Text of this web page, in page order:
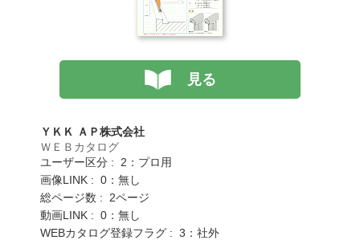
見る
ＹＫＫ ＡＰ株式会社
ＷＥＢカタログ
ユーザー区分 : 2：プロ用
画像LINK : 0：無し
総ページ数 : 2ページ
動画LINK : 0：無し
WEBカタログ登録フラグ : 3：社外